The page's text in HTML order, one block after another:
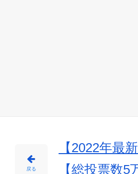
戻る
【2022年最
【総投票数5